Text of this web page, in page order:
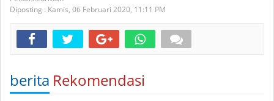
Diposting : Kamis, 06 Februari 2020, 11:11 PM
berita Rekomendasi